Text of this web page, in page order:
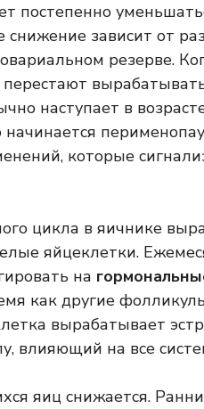
постепенно
снижение зависит от
резерве.
наступает в
которые
цикла в яичнике
яйцеклетки.
на
как другие
вырабатывает
влияющий на все
яиц снижается.